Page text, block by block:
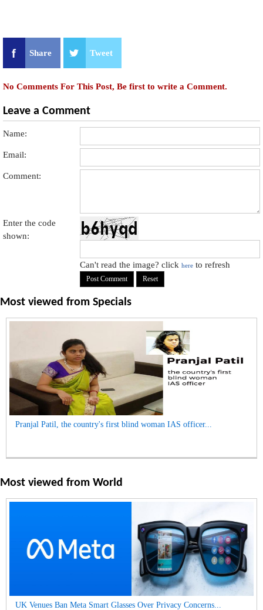
Share Tweet
No Comments For This Post, Be first to write a Comment.
Leave a Comment
Name:
Email:
Comment:
Enter the code
shown:
Can't read the image? clickhere to refresh
Most viewed from Specials
Pranjal Patil, the country's first blind woman IAS officer...
Most viewed from World
UK Venues Ban Meta Smart Glasses Over Privacy Concerns...